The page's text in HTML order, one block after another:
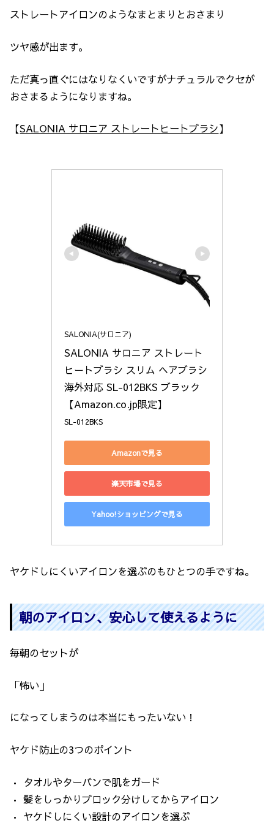
ストレートアイロンのようなまとまりとおさまり
ツヤ感が出ます。
ただ真っ直ぐにはなりなくいですがナチュラルでクセが
おさまるようになりますね。
【SALONIA サロニア ストレートヒートブラシ】
SALONIA(サロニア)
SALONIA サロニア ストレート
ヒートブラシ スリム ヘアブラシ
海外対応 SL-012BKS ブラック
【Amazon.co.jp限定】
SL-012BKS
Amazonで見る
楽天市場で見る
Yahoo!ショッピングで見る
ヤケドしにくいアイロンを選ぶのもひとつの手ですね。
朝のアイロン、安心して使えるように
毎朝のセットが
「怖い」
になってしまうのは本当にもったいない！
ヤケド防止の3つのポイント
• タオルやターバンで肌をガード
• 髪をしっかりブロック分けしてからアイロン
• ヤケドしにくい設計のアイロンを選ぶ